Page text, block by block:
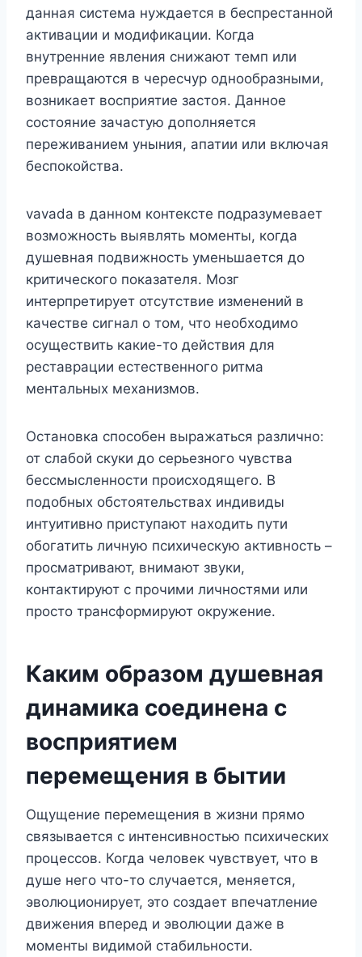
данная система нуждается в беспрестанной
активации и модификации. Когда
внутренние явления снижают темп или
превращаются в чересчур однообразными,
возникает восприятие застоя. Данное
состояние зачастую дополняется
переживанием уныния, апатии или включая
беспокойства.
vavada в данном контексте подразумевает
возможность выявлять моменты, когда
душевная подвижность уменьшается до
критического показателя. Мозг
интерпретирует отсутствие изменений в
качестве сигнал о том, что необходимо
осуществить какие-то действия для
реставрации естественного ритма
ментальных механизмов.
Остановка способен выражаться различно:
от слабой скуки до серьезного чувства
бессмысленности происходящего. В
подобных обстоятельствах индивиды
интуитивно приступают находить пути
обогатить личную психическую активность –
просматривают, внимают звуки,
контактируют с прочими личностями или
просто трансформируют окружение.
Каким образом душевная
динамика соединена с
восприятием
перемещения в бытии
Ощущение перемещения в жизни прямо
связывается с интенсивностью психических
процессов. Когда человек чувствует, что в
душе него что-то случается, меняется,
эволюционирует, это создает впечатление
движения вперед и эволюции даже в
моменты видимой стабильности.